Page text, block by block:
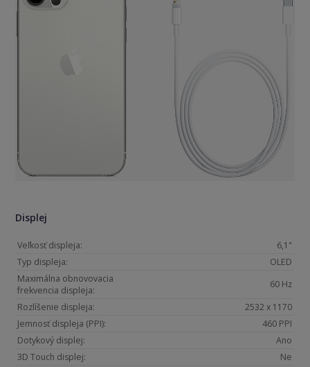
Displej
Veľkosť displeja:
6,1"
Typ displeja:
OLED
Maximálna obnovovacia
frekvencia displeja:
60 Hz
Rozlíšenie displeja:
2532 x 1170
Jemnosť displeja (PPI):
460 PPI
Dotykový displej:
Ano
3D Touch displej:
Ne